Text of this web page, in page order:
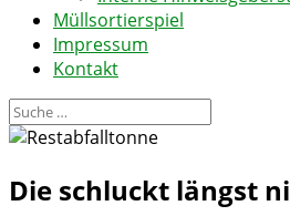
Müllsortierspiel
Impressum
Kontakt
Die schluckt längst